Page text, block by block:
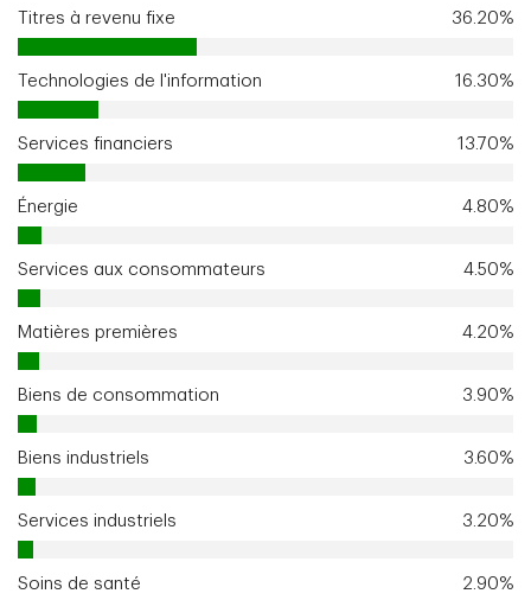
Titres à revenu fixe 36.20%
Technologies de l'information 16.30%
Services financiers 13.70%
Énergie 4.80%
Services aux consommateurs 4.50%
Matières premières 4.20%
Biens de consommation 3.90%
Biens industriels 3.60%
Services industriels 3.20%
Soins de santé 2.90%